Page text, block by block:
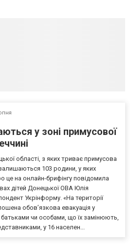
у зоні примусової
області, з яких триває примусова
залишаються 103 родини, у яких
це на онлайн-брифінгу повідомила
дітей Донецької ОВА Юлія
Укрінформу. «На території
обов’язкова евакуація у
батьками чи особами, що їх замінюють,
у 16 населен...